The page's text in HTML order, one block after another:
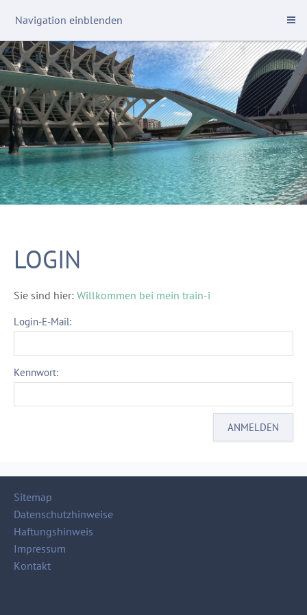
Navigation einblenden
LOGIN
Sie sind hier: Willkommen bei mein train-i
Login-E-Mail:
Kennwort:
Sitemap
Datenschutzhinweise
Haftungshinweis
Impressum
Kontakt